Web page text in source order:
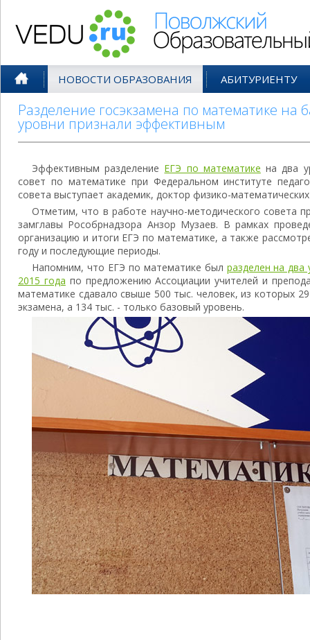
НОВОСТИ ОБРАЗОВАНИЯ АБИТУРИЕНТУ
Разделение госэкзамена по математике
уровни признали эффективным
Эффективным разделение ЕГЭ по математике на два
совет по математике при Федеральном институте
совета выступает академик, доктор физико-
Отметим, что в работе научно-методического совета
замглавы Рособрнадзора Анзор Музаев. В рамках
организацию и итоги ЕГЭ по математике, а также
году и последующие периоды.
Напомним, что ЕГЭ по математике был разделен на
2015 года по предложению Ассоциации учителей и
математике сдавало свыше 500 тыс. человек, из которых
экзамена, а 134 тыс. - только базовый уровень.